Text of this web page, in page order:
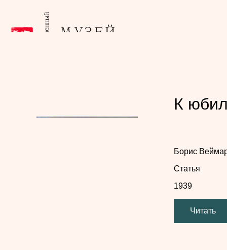
К
Борис
Статья
1939
Читать